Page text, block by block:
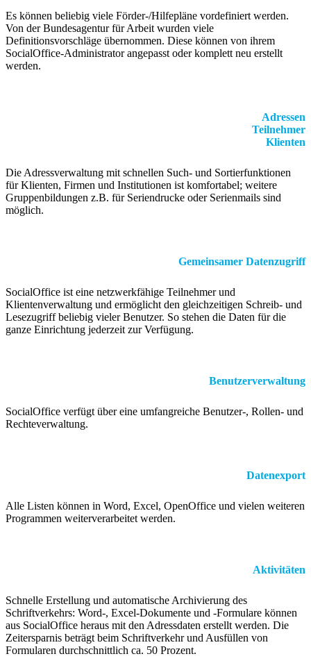
Es können beliebig viele Förder-/Hilfepläne vordefiniert werden.
Von der Bundesagentur für Arbeit wurden viele
Definitionsvorschläge übernommen. Diese können von ihrem
SocialOffice-Administrator angepasst oder komplett neu erstellt
werden.
Adressen
Teilnehmer
Klienten
Die Adressverwaltung mit schnellen Such- und Sortierfunktionen
für Klienten, Firmen und Institutionen ist komfortabel; weitere
Gruppenbildungen z.B. für Seriendrucke oder Serienmails sind
möglich.
Gemeinsamer Datenzugriff
SocialOffice ist eine netzwerkfähige Teilnehmer und
Klientenverwaltung und ermöglicht den gleichzeitigen Schreib- und
Lesezugriff beliebig vieler Benutzer. So stehen die Daten für die
ganze Einrichtung jederzeit zur Verfügung.
Benutzerverwaltung
SocialOffice verfügt über eine umfangreiche Benutzer-, Rollen- und
Rechteverwaltung.
Datenexport
Alle Listen können in Word, Excel, OpenOffice und vielen weiteren
Programmen weiterverarbeitet werden.
Aktivitäten
Schnelle Erstellung und automatische Archivierung des
Schriftverkehrs: Word-, Excel-Dokumente und -Formulare können
aus SocialOffice heraus mit den Adressdaten erstellt werden. Die
Zeitersparnis beträgt beim Schriftverkehr und Ausfüllen von
Formularen durchschnittlich ca. 50 Prozent.